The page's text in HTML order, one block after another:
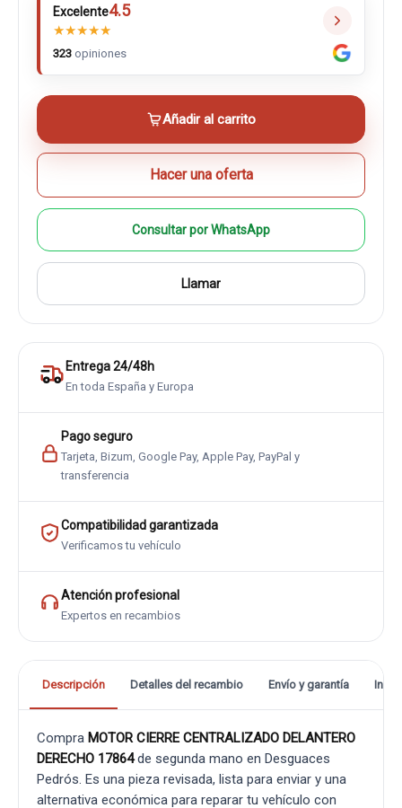
Excelente4.5
★★★★★
323 opiniones
Añadir al carrito
Hacer una oferta
Consultar por WhatsApp
Llamar
Entrega 24/48h
En toda España y Europa
Pago seguro
Tarjeta, Bizum, Google Pay, Apple Pay, PayPal y
transferencia
Compatibilidad garantizada
Verificamos tu vehículo
Atención profesional
Expertos en recambios
Descripción Detalles del recambio Envío y garantía
Compra MOTOR CIERRE CENTRALIZADO DELANTERO
DERECHO 17864de segunda mano en Desguaces
Pedrós. Es una pieza revisada, lista para enviar y una
alternativa económica para reparar tu vehículo con